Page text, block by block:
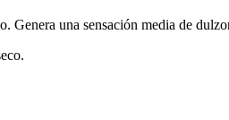
Genera una sensación media de